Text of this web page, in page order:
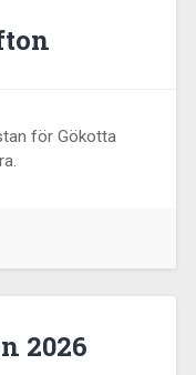
för Gökotta
2026